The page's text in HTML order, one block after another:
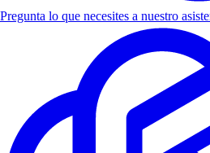
Pregunta lo que necesites a nuestro